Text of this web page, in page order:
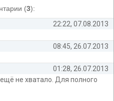
(3):
22:22, 07.08.2013
08:45, 26.07.2013
01:28, 26.07.2013
не хватало. Для полного